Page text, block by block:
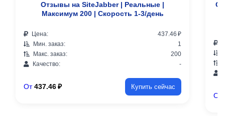
Отзывы на SiteJabber | Реальные |
Максимум 200 | Скорость 1-3/день
Цена:
437.46 ₽
Мин. заказ:
1
Макс. заказ:
200
Качество:
-
От 437.46 ₽ Купить сейчас
От